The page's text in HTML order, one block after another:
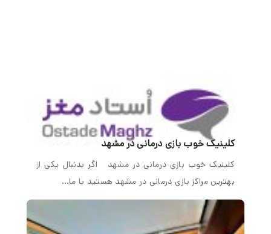
کلینیک خوب بازی درمانی در مشهد
کلینیک خوب بازی درمانی در مشهد اگر بدنبال یکی از
بهترین مراکز بازی درمانی در مشهد هستید با ما…